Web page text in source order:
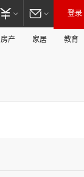
登录
房产 家居 教育